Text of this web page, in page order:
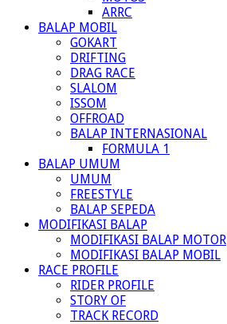
ARRC
BALAP MOBIL
GOKART
DRIFTING
DRAG RACE
SLALOM
ISSOM
OFFROAD
BALAP INTERNASIONAL
FORMULA 1
BALAP UMUM
UMUM
FREESTYLE
BALAP SEPEDA
MODIFIKASI BALAP
MODIFIKASI BALAP MOTOR
MODIFIKASI BALAP MOBIL
RACE PROFILE
RIDER PROFILE
STORY OF
TRACK RECORD